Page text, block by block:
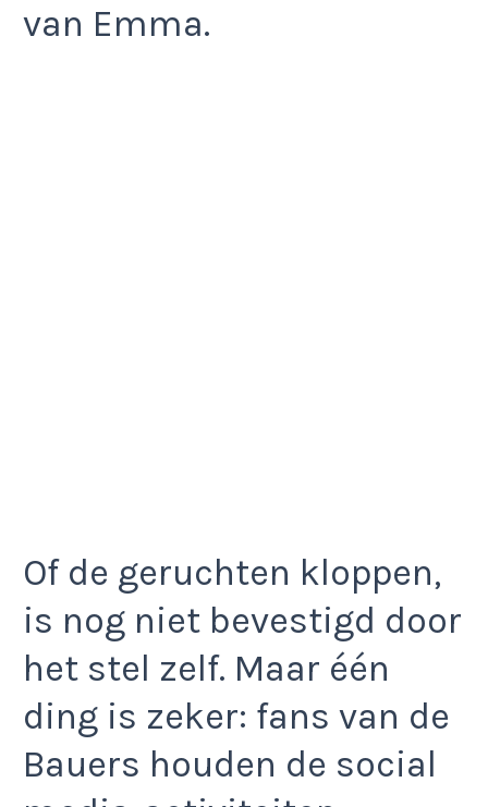
van Emma.
Of de geruchten kloppen,
is nog niet bevestigd door
het stel zelf. Maar één
ding is zeker: fans van de
Bauers houden de social